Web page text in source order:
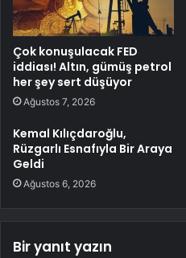
Çok konuşulacak FED
iddiası! Altın, gümüş petrol
her şey sert düşüyor
Ağustos 7, 2026
Kemal Kılıçdaroğlu,
Rüzgarlı Esnafıyla Bir Araya
Geldi
Ağustos 6, 2026
Bir yanıt yazın